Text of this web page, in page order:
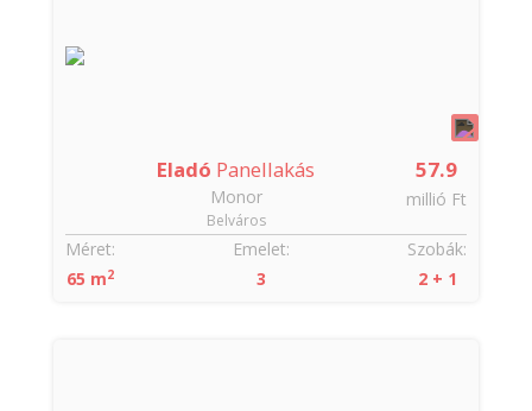
57.9
millió Ft
Eladó Panellakás
Monor
Belváros
Szobák:
2 + 1
Méret:
65 m2
Emelet:
3